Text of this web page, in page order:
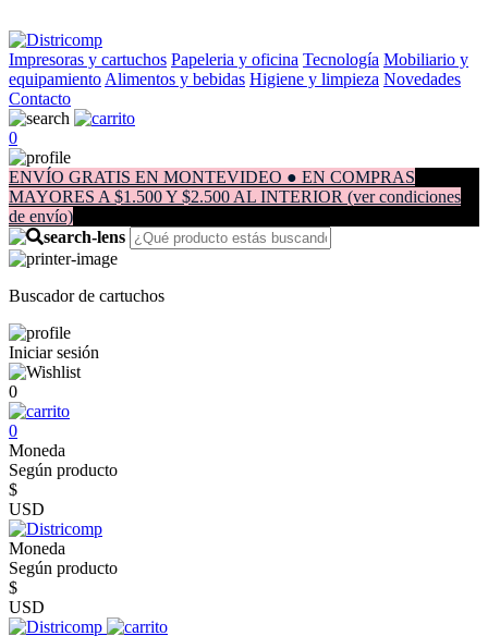
Impresoras y cartuchos Papeleria y oficina Tecnología Mobiliario y
equipamiento Alimentos y bebidas Higiene y limpieza Novedades
Contacto
0
ENVÍO GRATIS EN MONTEVIDEO ● EN COMPRAS
MAYORES A $1.500 Y $2.500 AL INTERIOR (ver condiciones
de envío)
Buscador de cartuchos
Iniciar sesión
0
0
Moneda
Según producto
$
USD
Moneda
Según producto
$
USD